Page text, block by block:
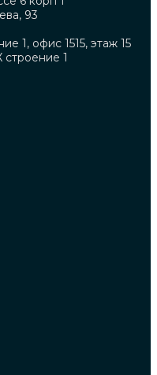
93
1, офис 1515, этаж 15
1